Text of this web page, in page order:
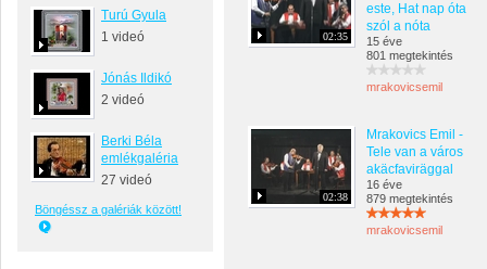
Turú Gyula
1 videó
Jónás Ildikó
2 videó
Berki Béla
emlékgaléria
27 videó
Böngéssz a galériák között!
02:35
este, Hat nap óta
szól a nóta
15 éve
801 megtekintés
mrakovicsemil
02:38
Mrakovics Emil -
Tele van a város
akäcfaviräggal
16 éve
879 megtekintés
mrakovicsemil